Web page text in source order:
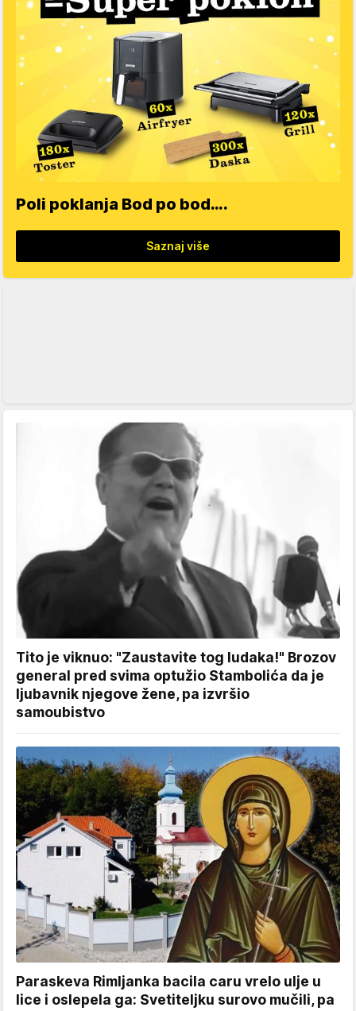
Poli poklanja Bod po bod….
Saznaj više
Tito je viknuo: "Zaustavite tog ludaka!" Brozov
general pred svima optužio Stambolića da je
ljubavnik njegove žene, pa izvršio
samoubistvo
Paraskeva Rimljanka bacila caru vrelo ulje u
lice i oslepela ga: Svetiteljku surovo mučili, pa